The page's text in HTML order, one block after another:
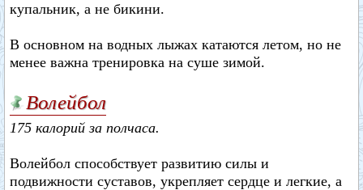
купальник, а не бикини.
В основном на водных лыжах катаются летом, но не
менее важна тренировка на суше зимой.
Волейбол
175 калорий за полчаса.
Волейбол способствует развитию силы и
подвижности суставов, укрепляет сердце и легкие, а